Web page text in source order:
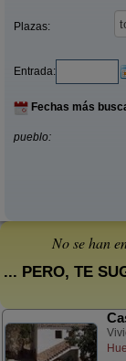
Plazas:
Entrada:
Fechas más
pueblo:
No se han
... PERO, TE